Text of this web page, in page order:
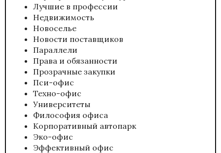
Лучшие в профессии
Недвижимость
Новоселье
Новости поставщиков
Параллели
Права и обязанности
Прозрачные закупки
Пси-офис
Техно-офис
Университеты
Философия офиса
Корпоративный автопарк
Эко-офис
Эффективный офис